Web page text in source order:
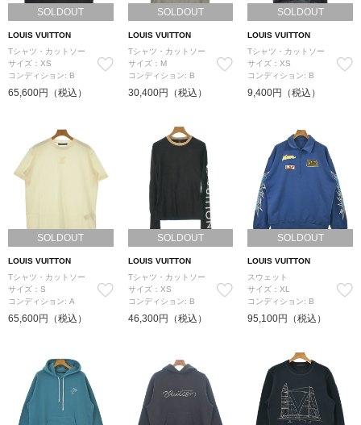
SOLDOUT
LOUIS VUITTON
Tシャツ・カットソー
サイズ：XS
コンディション: B
65,600円（税込）
SOLDOUT
LOUIS VUITTON
Tシャツ・カットソー
サイズ：M
コンディション: B
30,400円（税込）
SOLDOUT
LOUIS VUITTON
Tシャツ・カットソー
サイズ：XS
コンディション: B
9,400円（税込）
SOLDOUT
LOUIS VUITTON
Tシャツ・カットソー
サイズ：S
コンディション: A
65,600円（税込）
SOLDOUT
LOUIS VUITTON
Tシャツ・カットソー
サイズ：XS
コンディション: B
46,300円（税込）
SOLDOUT
LOUIS VUITTON
スウェット
サイズ：XL
コンディション: B
95,100円（税込）